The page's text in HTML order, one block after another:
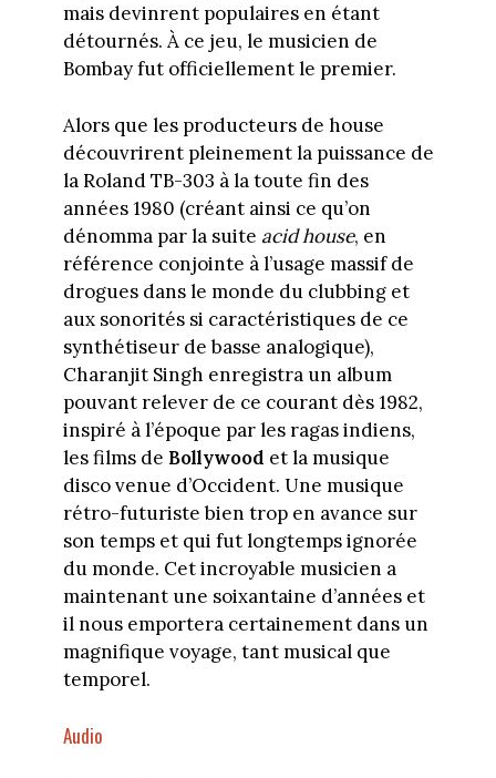
mais devinrent populaires en étant
détournés. À ce jeu, le musicien de
Bombay fut officiellement le premier.
Alors que les producteurs de house
découvrirent pleinement la puissance de
la Roland TB-303 à la toute fin des
années 1980 (créant ainsi ce qu’on
dénomma par la suite acid house, en
référence conjointe à l’usage massif de
drogues dans le monde du clubbing et
aux sonorités si caractéristiques de ce
synthétiseur de basse analogique),
Charanjit Singh enregistra un album
pouvant relever de ce courant dès 1982,
inspiré à l’époque par les ragas indiens,
les films de Bollywood et la musique
disco venue d’Occident. Une musique
rétro-futuriste bien trop en avance sur
son temps et qui fut longtemps ignorée
du monde. Cet incroyable musicien a
maintenant une soixantaine d’années et
il nous emportera certainement dans un
magnifique voyage, tant musical que
temporel.
Audio